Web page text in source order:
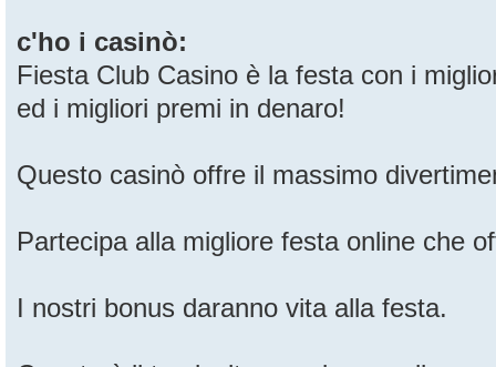
c'ho i casinò:
Fiesta Club Casino è la festa con i
ed i migliori premi in denaro!
Questo casinò offre il massimo
Partecipa alla migliore festa online che
I nostri bonus daranno vita alla festa.